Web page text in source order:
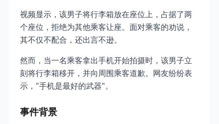
视频显示，该男子将行李箱放在座位上，占据了两
个座位，拒绝为其他乘客让座。面对乘客的劝说，
其不仅不配合，还出言不逊。
然而，当一名乘客拿出手机开始拍摄时，该男子立
刻将行李箱移开，并向周围乘客道歉。网友纷纷表
示，"手机是最好的武器"。
事件背景